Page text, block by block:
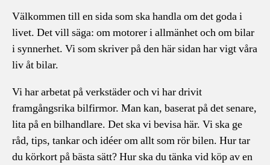
Välkommen till en sida som ska handla om det goda i
livet. Det vill säga: om motorer i allmänhet och om bilar
i synnerhet. Vi som skriver på den här sidan har vigt våra
liv åt bilar.
Vi har arbetat på verkstäder och vi har drivit
framgångsrika bilfirmor. Man kan, baserat på det senare,
lita på en bilhandlare. Det ska vi bevisa här. Vi ska ge
råd, tips, tankar och idéer om allt som rör bilen. Hur tar
du körkort på bästa sätt? Hur ska du tänka vid köp av en